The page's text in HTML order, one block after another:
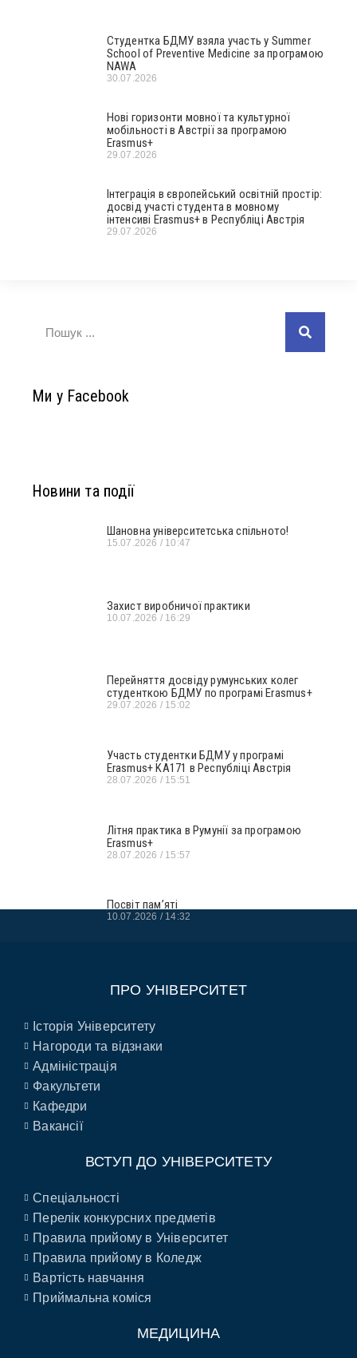
Студентка БДМУ взяла участь у Summer
School of Preventive Medicine за програмою
NAWA
30.07.2026
Нові горизонти мовної та культурної
мобільності в Австрії за програмою
Erasmus+
29.07.2026
Інтеграція в європейський освітній простір:
досвід участі студента в мовному
інтенсиві Erasmus+ в Республіці Австрія
29.07.2026
Ми у Facebook
Новини та події
Шановна університетська спільното!
15.07.2026 10:47
Захист виробничої практики
10.07.2026 16:29
Перейняття досвіду румунських колег
студенткою БДМУ по програмі Erasmus+
29.07.2026 15:02
Участь студентки БДМУ у програмі
Erasmus+ KA171 в Республіці Австрія
28.07.2026 15:51
Літня практика в Румунії за програмою
Erasmus+
28.07.2026 15:57
Посвіт пам’яті
10.07.2026 14:32
ПРО УНІВЕРСИТЕТ
Історія Університету
Нагороди та відзнаки
Адміністрація
Факультети
Кафедри
Вакансії
ВСТУП ДО УНІВЕРСИТЕТУ
Спеціальності
Перелік конкурсних предметів
Правила прийому в Університет
Правила прийому в Коледж
Вартість навчання
Приймальна коміся
МЕДИЦИНА